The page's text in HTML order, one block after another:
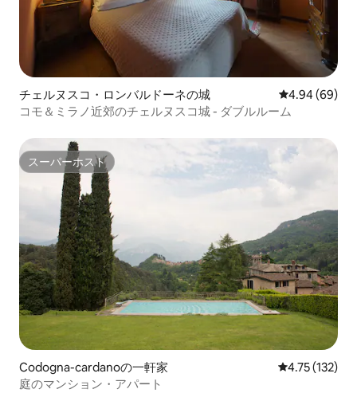
チェルヌスコ・ロンバルドーネの城 レビュー69件
4.94 (69)
コモ＆ミラノ近郊のチェルヌスコ城 - ダブルルーム
スーパーホスト
スーパーホスト
Codogna-cardanoの一軒家 レビュー132
4.75 (132)
庭のマンション・アパート